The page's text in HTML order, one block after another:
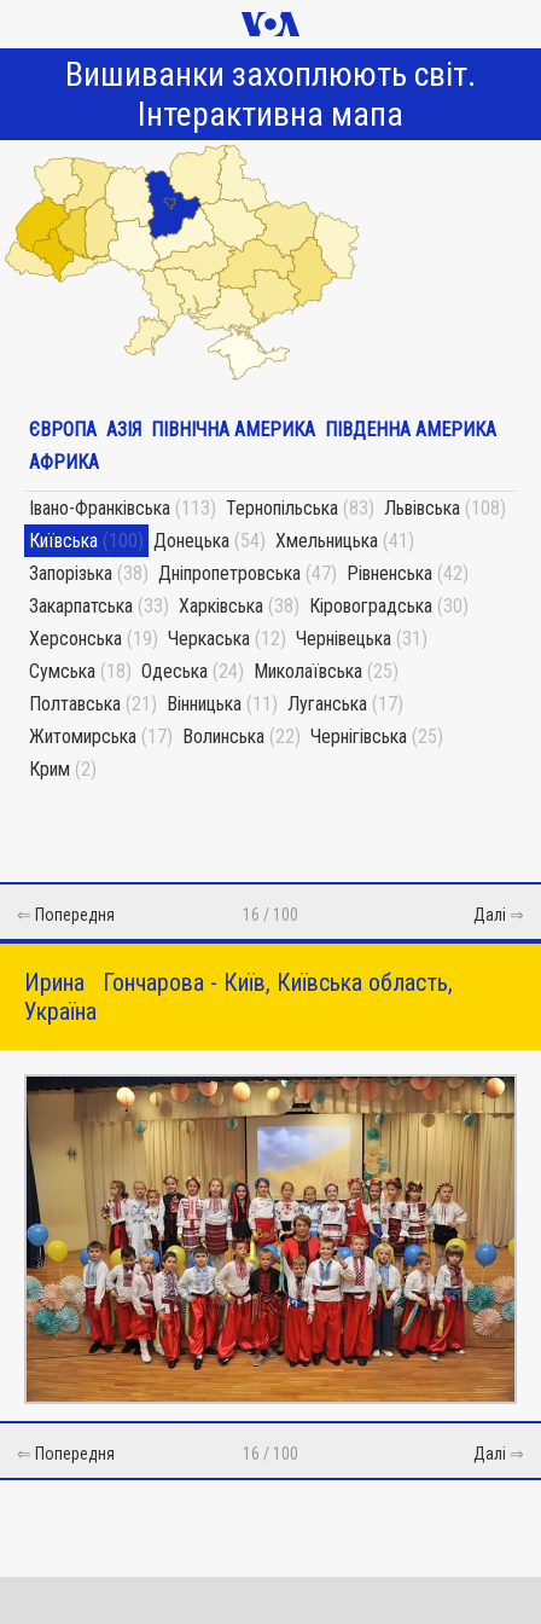
Вишиванки захоплюють світ.
Інтерактивна мапа
ЄВРОПА АЗІЯ ПІВНІЧНА АМЕРИКА ПІВДЕННА АМЕРИКА
АФРИКА
Івано-Франківська (113) Тернопільська (83) Львівська (108)
Київська (100) Донецька (54) Хмельницька (41)
Запорізька (38) Дніпропетровська (47) Рівненська (42)
Закарпатська (33) Харківська (38) Кіровоградська (30)
Херсонська (19) Черкаська (12) Чернівецька (31)
Сумська (18) Одеська (24) Миколаївська (25)
Полтавська (21) Вінницька (11) Луганська (17)
Житомирська (17) Волинська (22) Чернігівська (25)
Крим (2)
⇐ Попередня 16 / 100 Далі ⇒
Ирина Гончарова - Київ, Київська область,
Україна
⇐ Попередня 16 / 100 Далі ⇒